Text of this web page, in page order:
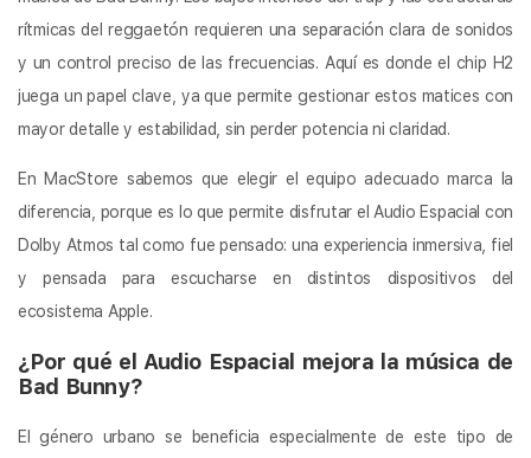
rítmicas del reggaetón requieren una separación clara de sonidos
y un control preciso de las frecuencias. Aquí es donde el chip H2
juega un papel clave, ya que permite gestionar estos matices con
mayor detalle y estabilidad, sin perder potencia ni claridad.
En MacStore sabemos que elegir el equipo adecuado marca la
diferencia, porque es lo que permite disfrutar el Audio Espacial con
Dolby Atmos tal como fue pensado: una experiencia inmersiva, fiel
y pensada para escucharse en distintos dispositivos del
ecosistema Apple.
¿Por qué el Audio Espacial mejora la música de
Bad Bunny?
El género urbano se beneficia especialmente de este tipo de